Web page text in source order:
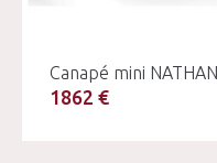
Canapé mini NATHAN
1862 €